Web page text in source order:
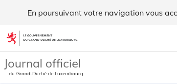
En poursuivant votre navigation vous
Aller au contenu
Journal officiel
du Grand-Duché de Luxembourg